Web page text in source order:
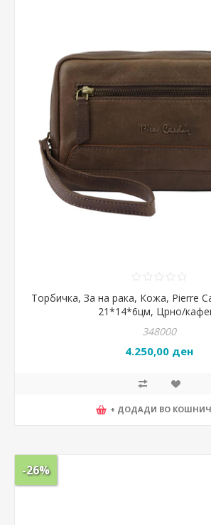
Торбичка, За на рака, Кожа, Pierre
21*14*6цм, Црно/
348000
4.250,00 ден
+ ДОДАДИ ВО
-26%